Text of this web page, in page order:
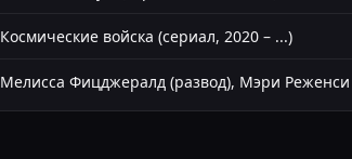
Космические войска (сериал, 2020 – ...)
Мелисса Фицджералд (развод), Мэри